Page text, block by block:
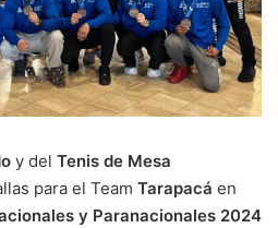
y del Tenis de Mesa
para el Team Tarapacá en
y Paranacionales 2024